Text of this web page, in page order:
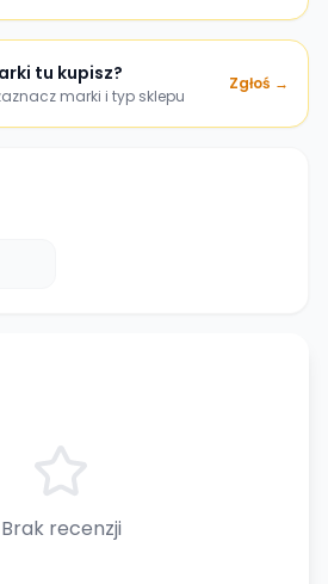
tu kupisz?
marki i typ sklepu
Zgłoś →
Brak recenzji